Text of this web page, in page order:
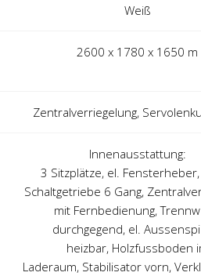
Weiß
2600 x 1780 x 1650 m
Zentralverriegelung,
Innenausstattung:
3 Sitzplätze, el. Fensterheber,
Schaltgetriebe 6 Gang,
mit Fernbedienung,
durchgegend, el.
heizbar, Holzfussboden
Laderaum, Stabilisator vorn,